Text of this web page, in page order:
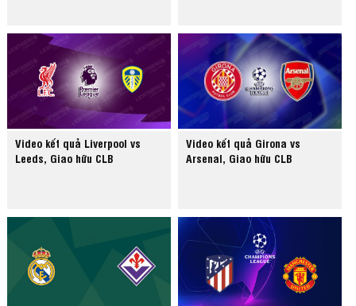
Video kết quả Liverpool vs
Leeds, Giao hữu CLB
Video kết quả Girona vs
Arsenal, Giao hữu CLB